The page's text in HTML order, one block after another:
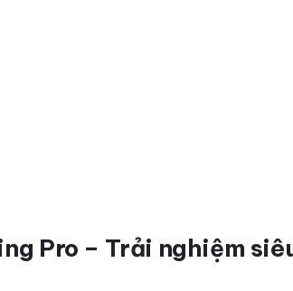
Pro – Trải nghiệm